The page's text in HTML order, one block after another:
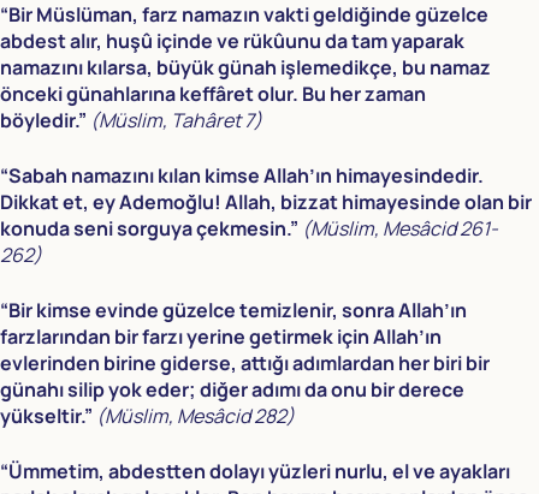
“Bir Müslüman, farz namazın vakti geldiğinde güzelce
abdest alır, huşû içinde ve rükûunu da tam yaparak
namazını kılarsa, büyük günah işlemedikçe, bu namaz
önceki günahlarına keffâret olur. Bu her zaman
böyledir.” (Müslim, Tahâret 7)
“Sabah namazını kılan kimse Allah’ın himayesindedir.
Dikkat et, ey Ademoğlu! Allah, bizzat himayesinde olan bir
konuda seni sorguya çekmesin.” (Müslim, Mesâcid 261-
262)
“Bir kimse evinde güzelce temizlenir, sonra Allah’ın
farzlarından bir farzı yerine getirmek için Allah’ın
evlerinden birine giderse, attığı adımlardan her biri bir
günahı silip yok eder; diğer adımı da onu bir derece
yükseltir.” (Müslim, Mesâcid 282)
“Ümmetim, abdestten dolayı yüzleri nurlu, el ve ayakları